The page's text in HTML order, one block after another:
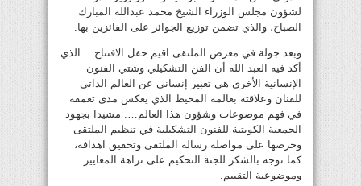
لشؤون مجلس الوزراء الشيخ محمد عبدالله المبارك
الصباح، والذي تضمن توزيع الجوائز على الفائزين بها.
وبعد جولة في معرض الملتقى اقيم حفل الافتتاح… الذي
أكد فيه العبد الله أن الفن التشكيلي وشتي الفنون
الإنسانية الأخرى هي تعبير إنساني عن العالم الذاتي
للفنان وعلاقته بعالمه المحيط الذي يعكس مدى تعمقه
في فهم موضوعات وشؤون هذا العالم…. مشيدا بجهود
الجمعية الكويتية للفنون التشكيلية في تنظيم الملتقى
وحرصها على مواصلة رسالة الملتقى وتحقيق اهدافه،
كما توجه بالشكر للجنة التحكيم على نزاهة المعايير
وموضوعية التقييم.